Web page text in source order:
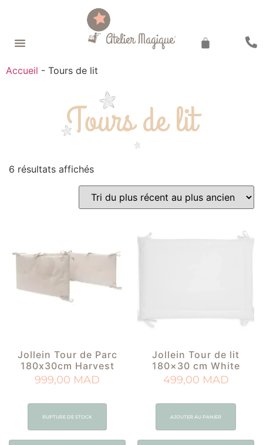
Accueil - Tours de lit
Tours de lit
6 résultats affichés
Jollein Tour de Parc
180x30cm Harvest
999,00 MAD
RUPTURE DE STOCK
Jollein Tour de lit
180×30 cm White
499,00 MAD
AJOUTER AU PANIER